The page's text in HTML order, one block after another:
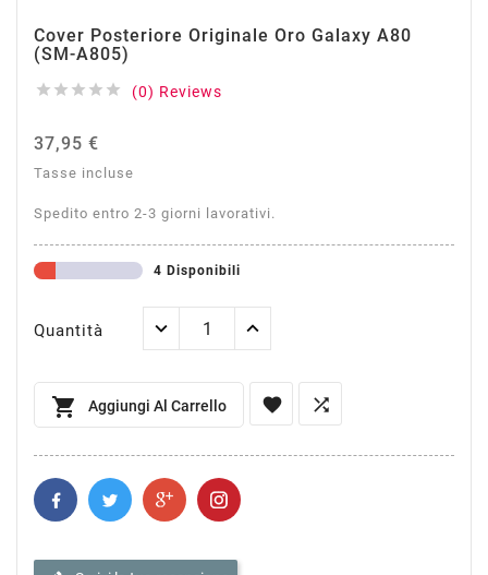
Cover Posteriore Originale Oro Galaxy A80
(SM-A805)
     (0) Reviews
37,95 €
Tasse incluse
Spedito entro 2-3 giorni lavorativi.
4 Disponibili
Quantità
 Aggiungi Al Carrello  